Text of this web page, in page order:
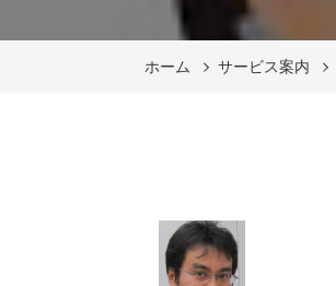
ホーム サービス案内